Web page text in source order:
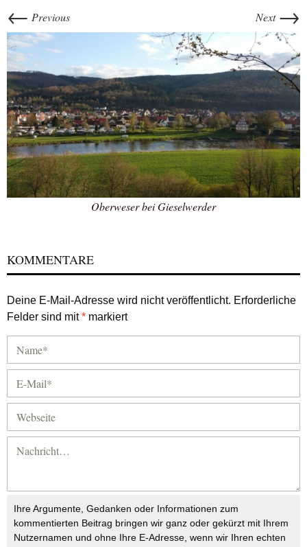
← Previous Next →
Oberweser bei Gieselwerder
KOMMENTARE
Deine E-Mail-Adresse wird nicht veröffentlicht. Erforderliche
Felder sind mit* markiert
Ihre Argumente, Gedanken oder Informationen zum
kommentierten Beitrag bringen wir ganz oder gekürzt mit Ihrem
Nutzernamen und ohne Ihre E-Adresse, wenn wir Ihren echten